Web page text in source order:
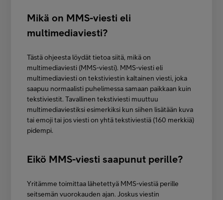
EN SV
Mikä on MMS-viesti eli
multimediaviesti?
Tästä ohjeesta löydät tietoa siitä, mikä on
multimediaviesti (MMS-viesti). MMS-viesti eli
multimediaviesti on tekstiviestin kaltainen viesti, joka
saapuu normaalisti puhelimessa samaan paikkaan kuin
tekstiviestit. Tavallinen tekstiviesti muuttuu
multimediaviestiksi esimerkiksi kun siihen lisätään kuva
tai emoji tai jos viesti on yhtä tekstiviestiä (160 merkkiä)
pidempi.
Eikö MMS-viesti saapunut perille?
Yritämme toimittaa lähetettyä MMS-viestiä perille
seitsemän vuorokauden ajan. Joskus viestin